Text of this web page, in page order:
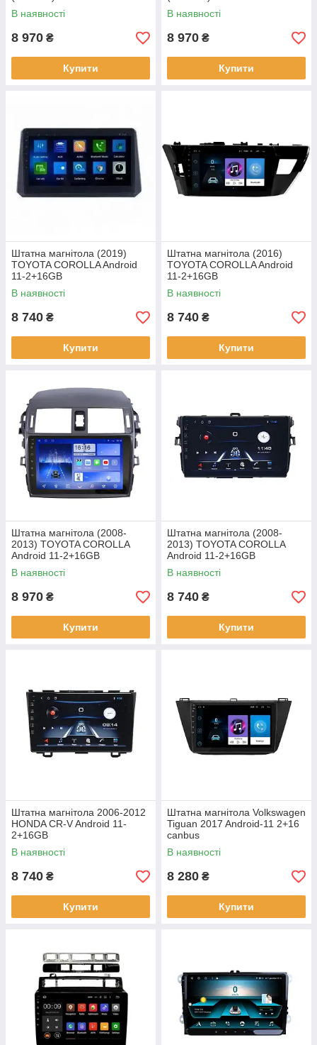
В наявності
8 970 ₴
Купити
В наявності
8 970 ₴
Купити
Штатна магнітола (2019)
TOYOTA COROLLA Android
11-2+16GB
В наявності
8 740 ₴
Купити
Штатна магнітола (2016)
TOYOTA COROLLA Android
11-2+16GB
В наявності
8 740 ₴
Купити
Штатна магнітола (2008-
2013) TOYOTA COROLLA
Android 11-2+16GB
В наявності
8 970 ₴
Купити
Штатна магнітола (2008-
2013) TOYOTA COROLLA
Android 11-2+16GB
В наявності
8 740 ₴
Купити
Штатна магнітола 2006-2012
HONDA CR-V Android 11-
2+16GB
В наявності
8 740 ₴
Купити
Штатна магнітола Volkswagen
Tiguan 2017 Android-11 2+16
canbus
В наявності
8 280 ₴
Купити